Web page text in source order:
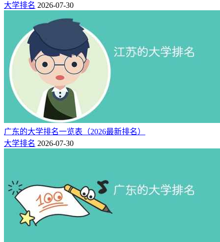
大学排名 2026-07-30
广东的大学排名一览表（2026最新排名）
大学排名 2026-07-30